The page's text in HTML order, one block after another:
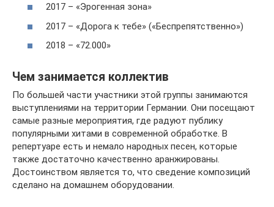
2017 – «Эрогенная зона»
2017 – «Дорога к тебе» («Беспрепятственно»)
2018 – «72.000»
Чем занимается коллектив
По большей части участники этой группы занимаются
выступлениями на территории Германии. Они посещают
самые разные мероприятия, где радуют публику
популярными хитами в современной обработке. В
репертуаре есть и немало народных песен, которые
также достаточно качественно аранжированы.
Достоинством является то, что сведение композиций
сделано на домашнем оборудовании.